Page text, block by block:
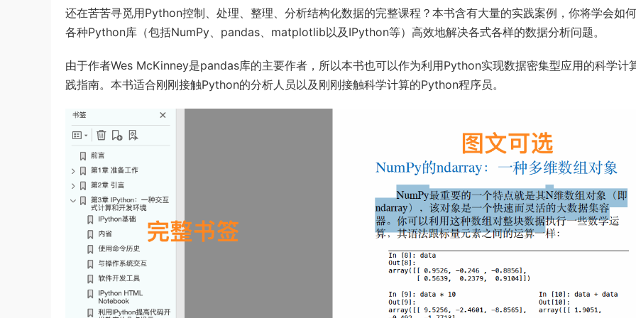
还在苦苦寻觅用Python控制、处理、整理、分析结构化数据的完整课程？本书含有大量的实践案例，你将学会如
各种Python库（包括NumPy、pandas、matplotlib以及IPython等）高效地解决各式各样的数据分析问题。
由于作者Wes McKinney是pandas库的主要作者，所以本书也可以作为利用Python实现数据密集型应用的科学计
践指南。本书适合刚刚接触Python的分析人员以及刚刚接触科学计算的Python程序员。